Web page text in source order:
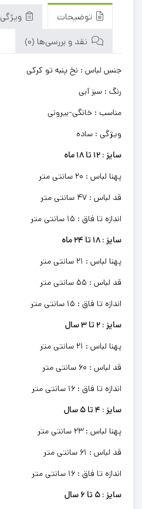
توضیحات
نقد و بررسی‌ها (0)
جنس لباس : نخ پنبه تو کرکی
رنگ : سبز آبی
مناسب : خانگی-بیرونی
ویژگی : ساده
سایز : 12 تا 18 ماه
پهنا لباس : 20 سانتی متر
قد لباس : 47 سانتی متر
اندازه تا فاق : 15 سانتی متر
سایز : 18 تا 24 ماه
پهنا لباس : 21 سانتی متر
قد لباس : 55 سانتی متر
اندازه تا فاق : 15 سانتی متر
سایز : 2 تا 3 سال
پهنا لباس : 21 سانتی متر
قد لباس : 60 سانتی متر
اندازه تا فاق : 16 سانتی متر
سایز : 4 تا 5 سال
پهنا لباس : 23 سانتی متر
قد لباس : 61 سانتی متر
اندازه تا فاق : 16 سانتی متر
سایز : 5 تا 6 سال